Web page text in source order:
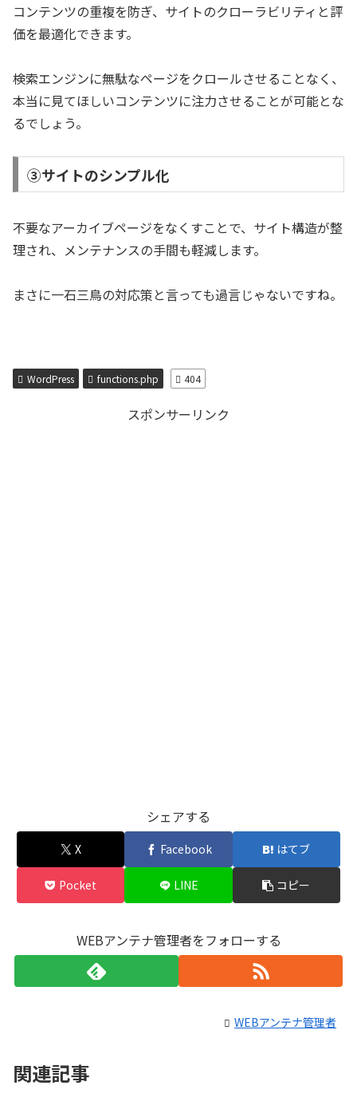
コンテンツの重複を防ぎ、サイトのクローラビリティと評
価を最適化できます。
検索エンジンに無駄なページをクロールさせることなく、
本当に見てほしいコンテンツに注力させることが可能とな
るでしょう。
③サイトのシンプル化
不要なアーカイブページをなくすことで、サイト構造が整
理され、メンテナンスの手間も軽減します。
まさに一石三鳥の対応策と言っても過言じゃないですね。
WordPress functions.php 404
スポンサーリンク
シェアする
X Facebook はてブ
Pocket LINE コピー
WEBアンテナ管理者をフォローする
WEBアンテナ管理者
関連記事